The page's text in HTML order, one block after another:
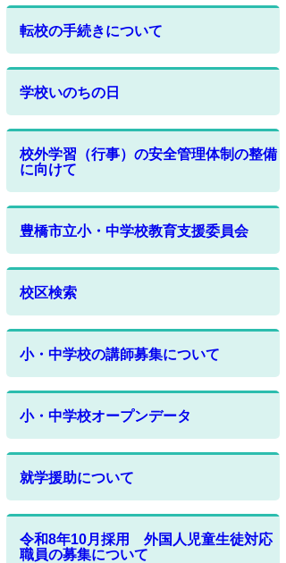
転校の手続きについて
学校いのちの日
校外学習（行事）の安全管理体制の整備
に向けて
豊橋市立小・中学校教育支援委員会
校区検索
小・中学校の講師募集について
小・中学校オープンデータ
就学援助について
令和8年10月採用 外国人児童生徒対応
職員の募集について